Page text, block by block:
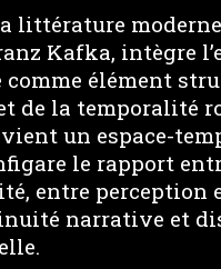
littérature
Kafka, intègre
élément
de la temporalité
un espace-
le rapport
entre perception
narrative et